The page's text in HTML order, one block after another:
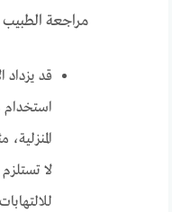
مراجعة الطبيب
قد يزداد
لا